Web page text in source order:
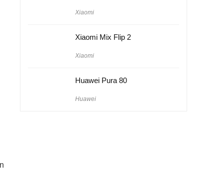
Xiaomi
Xiaomi Mix Flip 2
Xiaomi
Huawei Pura 80
Huawei